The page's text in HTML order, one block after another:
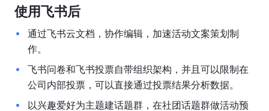
使用飞书后
通过飞书云文档，协作编辑，加速活动文案策划制
作。
飞书问卷和飞书投票自带组织架构，并且可以限制在
公司内部投票，可以直接通过投票结果分析数据。
以兴趣爱好为主题建话题群，在社团话题群做活动预